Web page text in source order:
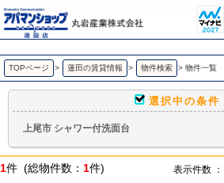
上尾市 シャワー付洗面台 ｜賃貸物件一覧｜ アパマンショップ蓮田
TOPページ > 蓮田の賃貸情報 > 物件検索 > 物件一覧
選択中の条件
上尾市 シャワー付洗面台
1件 (総物件数： 1件) 表示件数 ：